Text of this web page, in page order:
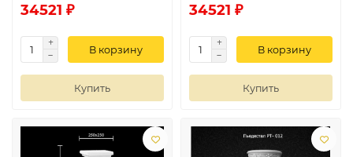
34521 ₽
В корзину
Купить
34521 ₽
В корзину
Купить